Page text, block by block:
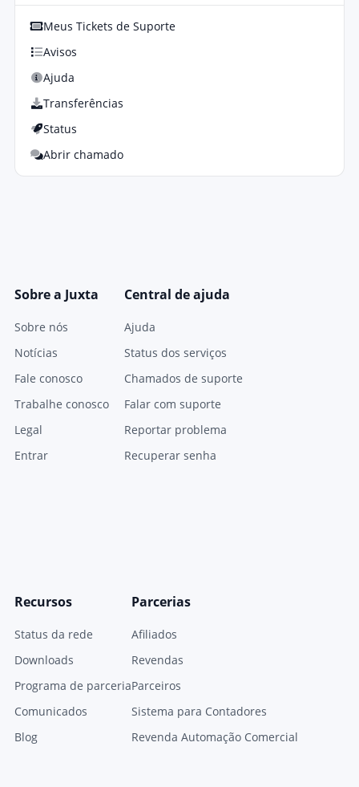
Meus Tickets de Suporte
Avisos
Ajuda
Transferências
Status
Abrir chamado
Sobre a Juxta
Sobre nós
Notícias
Fale conosco
Trabalhe conosco
Legal
Entrar
Central de ajuda
Ajuda
Status dos serviços
Chamados de suporte
Falar com suporte
Reportar problema
Recuperar senha
Recursos
Status da rede
Downloads
Programa de parceria
Comunicados
Blog
Parcerias
Afiliados
Revendas
Parceiros
Sistema para Contadores
Revenda Automação Comercial